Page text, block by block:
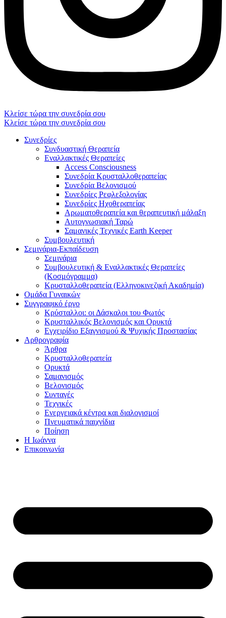
Κλείσε τώρα την συνεδρία σου
Κλείσε τώρα την συνεδρία σου
Συνεδρίες
Συνδυαστική Θεραπεία
Εναλλακτικές Θεραπείες
Access Consciousness
Συνεδρία Κρυσταλλοθεραπείας
Συνεδρία Βελονισμού
Συνεδρίες Ρεφλεξολογίας
Συνεδρίες Ηχοθεραπείας
Αρωματοθεραπεία και θεραπευτική μάλαξη
Αυτογνωσιακή Ταρώ
Σαμανικές Τεχνικές Earth Keeper
Συμβουλευτική
Σεμινάρια-Εκπαίδευση
Σεμινάρια
Συμβουλευτική & Εναλλακτικές Θεραπείες
(Κοσμόγραμμα)
Κρυσταλλοθεραπεία (Ελληνοκινεζική Ακαδημία)
Ομάδα Γυναικών
Συγγραφικό έργο
Κρύσταλλοι: οι Δάσκαλοι του Φωτός
Κρυσταλλικός Βελονισμός και Ορυκτά
Εγχειρίδιο Εξαγνισμού & Ψυχικής Προστασίας
Αρθρογραφία
Άρθρα
Κρυσταλλοθεραπεία
Ορυκτά
Σαμανισμός
Βελονισμός
Συνταγές
Τεχνικές
Ενεργειακά κέντρα και διαλογισμοί
Πνευματικά παιχνίδια
Ποίηση
Η Ιωάννα
Επικοινωνία